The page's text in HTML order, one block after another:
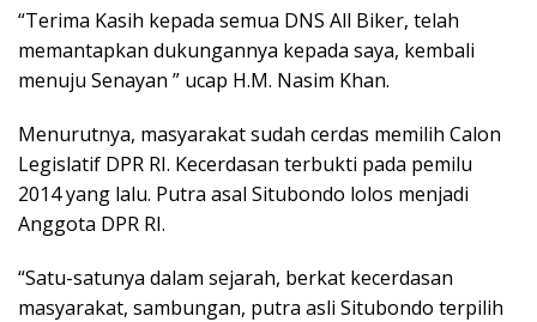
“Terima Kasih kepada semua DNS All Biker, telah
memantapkan dukungannya kepada saya, kembali
menuju Senayan ” ucap H.M. Nasim Khan.
Menurutnya, masyarakat sudah cerdas memilih Calon
Legislatif DPR RI. Kecerdasan terbukti pada pemilu
2014 yang lalu. Putra asal Situbondo lolos menjadi
Anggota DPR RI.
“Satu-satunya dalam sejarah, berkat kecerdasan
masyarakat, sambungan, putra asli Situbondo terpilih